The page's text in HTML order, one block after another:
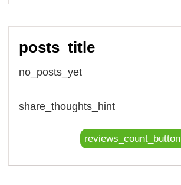
posts_title
no_posts_yet
share_thoughts_hint
reviews_count_button